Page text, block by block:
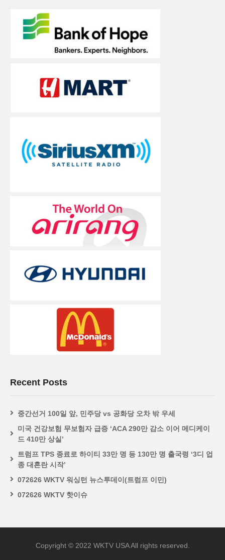
Recent Posts
중간선거 100일 앞, 민주당 vs 공화당 오차 밖 우세
미국 건강보험 무보험자 급증 ‘ACA 290만 감소 이어 메디케이
드 410만 상실’
트럼프 TPS 종료로 하이티 33만 명 등 130만 명 출국령 ‘3디 업
종 대혼란 시작’
072626 WKTV 워싱턴 뉴스투데이(트럼프 이민)
072626 WKTV 핫이슈
Copyright © 2022 WKTV USA All rights reserved.